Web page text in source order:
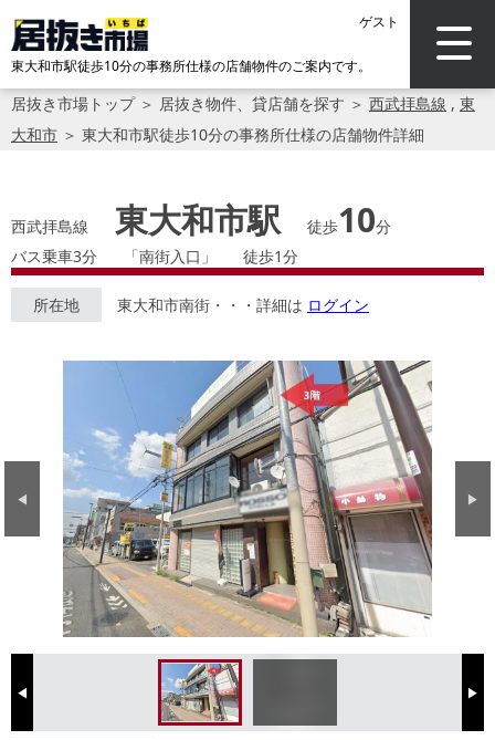
ゲスト
東大和市駅徒歩10分の事務所仕様の店舗物件のご案内です。
居抜き市場トップ＞ 居抜き物件、貸店舗を探す ＞ 西武拝島線 , 東
大和市 ＞ 東大和市駅徒歩10分の事務所仕様の店舗物件詳細
西武拝島線 東大和市駅 徒歩10分
バス乗車3分
「南街入口」 徒歩1分
所在地 東大和市南街・・・詳細は ログイン
Previous Next
Previous Next